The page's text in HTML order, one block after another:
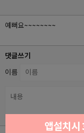
예뻐요~~~~~~~~
댓글쓰기
이름
앱설치